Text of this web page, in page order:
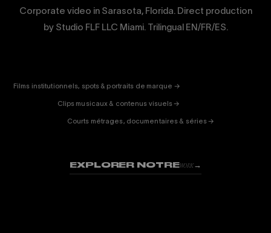
Corporate video in Sarasota, Florida. Direct production
by Studio FLF LLC Miami. Trilingual EN/FR/ES.
Films institutionnels, spots & portraits de marque →
Clips musicaux & contenus visuels →
FICTION
& DOC
Courts métrages, documentaires & séries →
EXPLORER NOTREWORK→